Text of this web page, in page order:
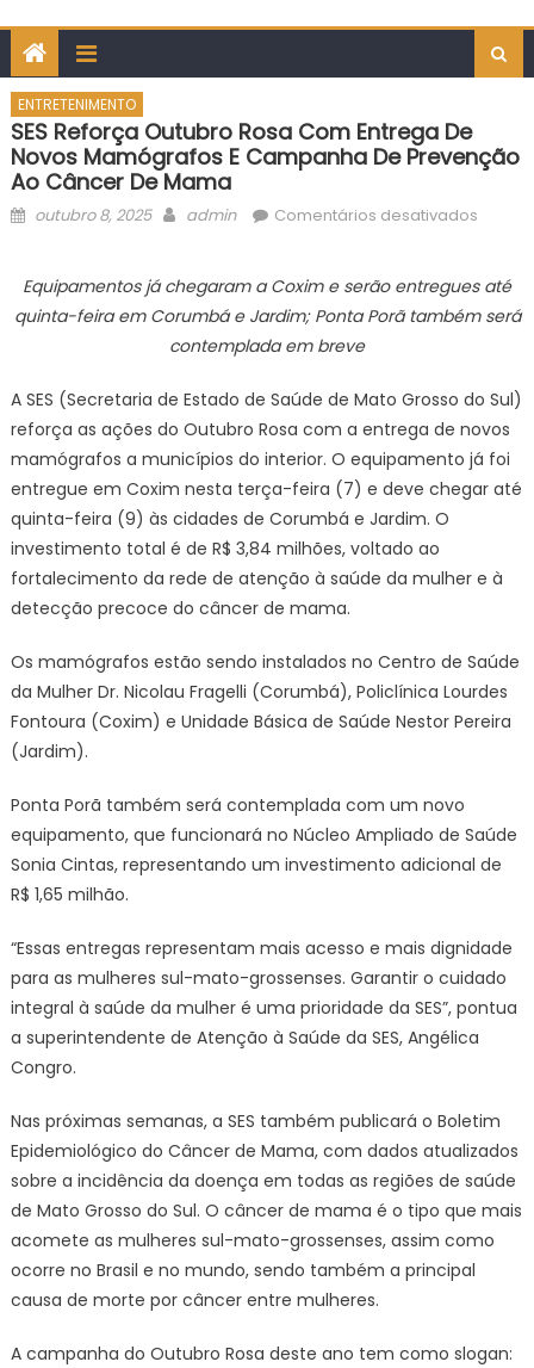
ENTRETENIMENTO
SES Reforça Outubro Rosa Com Entrega De
Novos Mamógrafos E Campanha De Prevenção
Ao Câncer De Mama
Posted
outubro 8, 2025 Author
admin Comentários desativadosem
Rosa
de
novos
e
de
mama
Equipamentos já chegaram a Coxim e serão entregues até
quinta-feira em Corumbá e Jardim; Ponta Porã também será
contemplada em breve
A SES (Secretaria de Estado de Saúde de Mato Grosso do Sul)
reforça as ações do Outubro Rosa com a entrega de novos
mamógrafos a municípios do interior. O equipamento já foi
entregue em Coxim nesta terça-feira (7) e deve chegar até
quinta-feira (9) às cidades de Corumbá e Jardim. O
investimento total é de R$ 3,84 milhões, voltado ao
fortalecimento da rede de atenção à saúde da mulher e à
detecção precoce do câncer de mama.
Os mamógrafos estão sendo instalados no Centro de Saúde
da Mulher Dr. Nicolau Fragelli (Corumbá), Policlínica Lourdes
Fontoura (Coxim) e Unidade Básica de Saúde Nestor Pereira
(Jardim).
Ponta Porã também será contemplada com um novo
equipamento, que funcionará no Núcleo Ampliado de Saúde
Sonia Cintas, representando um investimento adicional de
R$ 1,65 milhão.
“Essas entregas representam mais acesso e mais dignidade
para as mulheres sul-mato-grossenses. Garantir o cuidado
integral à saúde da mulher é uma prioridade da SES”, pontua
a superintendente de Atenção à Saúde da SES, Angélica
Congro.
Nas próximas semanas, a SES também publicará o Boletim
Epidemiológico do Câncer de Mama, com dados atualizados
sobre a incidência da doença em todas as regiões de saúde
de Mato Grosso do Sul. O câncer de mama é o tipo que mais
acomete as mulheres sul-mato-grossenses, assim como
ocorre no Brasil e no mundo, sendo também a principal
causa de morte por câncer entre mulheres.
A campanha do Outubro Rosa deste ano tem como slogan: